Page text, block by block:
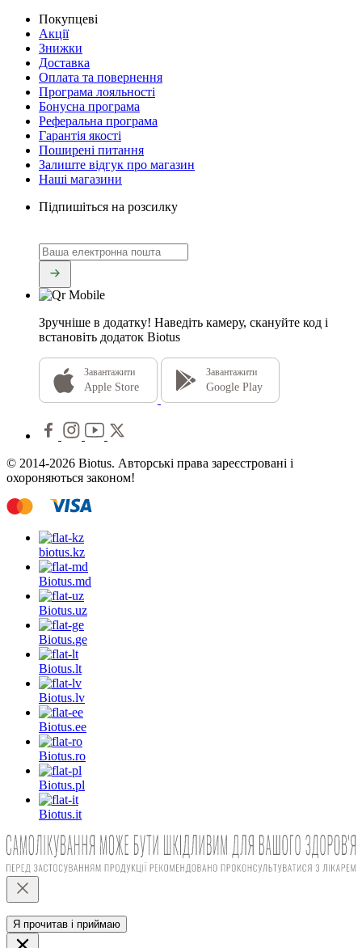
Покупцеві
Акції
Знижки
Доставка
Оплата та повернення
Програма лояльності
Бонусна програма
Реферальна програма
Гарантія якості
Поширені питання
Залиште відгук про магазин
Наші магазини
Підпишіться на розсилку
Зручніше в додатку! Наведіть камеру, скануйте код і
встановіть додаток Biotus
Завантажити
Apple Store
Завантажити
Google Play
© 2014-2026 Biotus. Авторські права зареєстровані і
охороняються законом!
biotus.kz
Biotus.md
Biotus.uz
Biotus.ge
Biotus.lt
Biotus.lv
Biotus.ee
Biotus.ro
Biotus.pl
Biotus.it
Я прочитав і приймаю